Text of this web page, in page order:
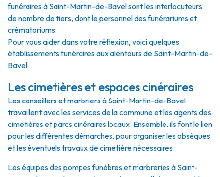
funéraires à Saint-Martin-de-Bavel sont les interlocuteurs
de nombre de tiers, dont le personnel des funérariums et
crématoriums.
Pour vous aider dans votre réflexion, voici quelques
établissements funéraires aux alentours de Saint-Martin-de-
Bavel.
Les cimetières et espaces cinéraires
Les conseillers et marbriers à Saint-Martin-de-Bavel
travaillent avec les services de la commune et les agents des
cimetières et parcs cinéraires locaux. Ensemble, ils font le lien
pour les différentes démarches, pour organiser les obsèques
et les éventuels travaux de cimetière nécessaires.
Les équipes des pompes funèbres et marbreries à Saint-